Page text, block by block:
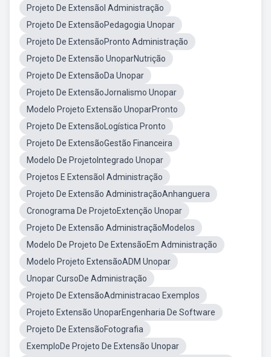
Projeto De ExtensãoI Administração
Projeto De ExtensãoPedagogia Unopar
Projeto De ExtensãoPronto Administração
Projeto De Extensão UnoparNutrição
Projeto De ExtensãoDa Unopar
Projeto De ExtensãoJornalismo Unopar
Modelo Projeto Extensão UnoparPronto
Projeto De ExtensãoLogística Pronto
Projeto De ExtensãoGestão Financeira
Modelo De ProjetoIntegrado Unopar
Projetos E ExtensãoI Administração
Projeto De Extensão AdministraçãoAnhanguera
Cronograma De ProjetoExtenção Unopar
Projeto De Extensão AdministraçãoModelos
Modelo De Projeto De ExtensãoEm Administração
Modelo Projeto ExtensãoADM Unopar
Unopar CursoDe Administração
Projeto De ExtensãoAdministracao Exemplos
Projeto Extensão UnoparEngenharia De Software
Projeto De ExtensãoFotografia
ExemploDe Projeto De Extensão Unopar